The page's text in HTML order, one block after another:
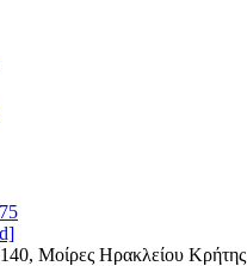
Μοίρες Ηρακλείου Κρήτης